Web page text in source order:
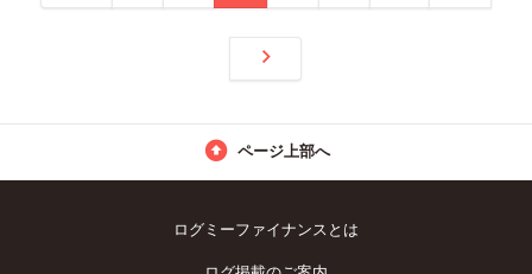
ページ上部へ
ログミーファイナンスとは